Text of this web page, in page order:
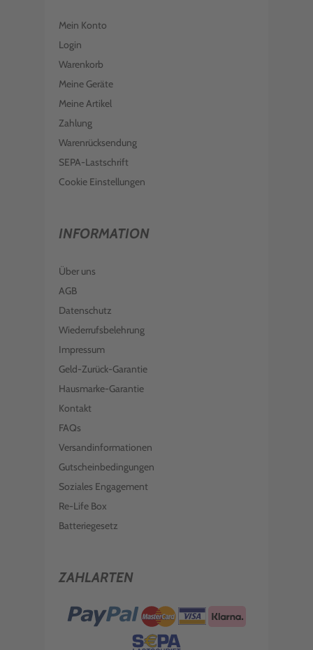
EPSON TINTE C13T03A240 CYAN
€ 18,99
€ 8,98 inkl. MwSt. zzgl. Versand
603
Mein Konto
Login
Warenkorb
Meine Geräte
Meine Artikel
Zahlung
Warenrücksendung
SEPA-Lastschrift
Cookie Einstellungen
INFORMATION
Über uns
AGB
Datenschutz
Wiederrufsbelehrung
Impressum
Geld-Zurück-Garantie
Hausmarke-Garantie
Kontakt
FAQs
Versandinformationen
Gutscheinbedingungen
Soziales Engagement
Re-Life Box
Batteriegesetz
ZAHLARTEN